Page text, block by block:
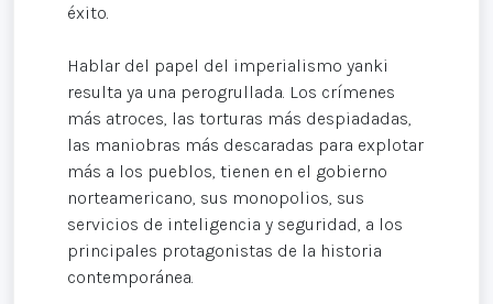
éxito.
Hablar del papel del imperialismo yanki
resulta ya una perogrullada. Los crímenes
más atroces, las torturas más despiadadas,
las maniobras más descaradas para explotar
más a los pueblos, tienen en el gobierno
norteamericano, sus monopolios, sus
servicios de inteligencia y seguridad, a los
principales protagonistas de la historia
contemporánea.